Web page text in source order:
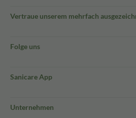
Vertraue unserem mehrfach
Folge uns
Sanicare App
Unternehmen